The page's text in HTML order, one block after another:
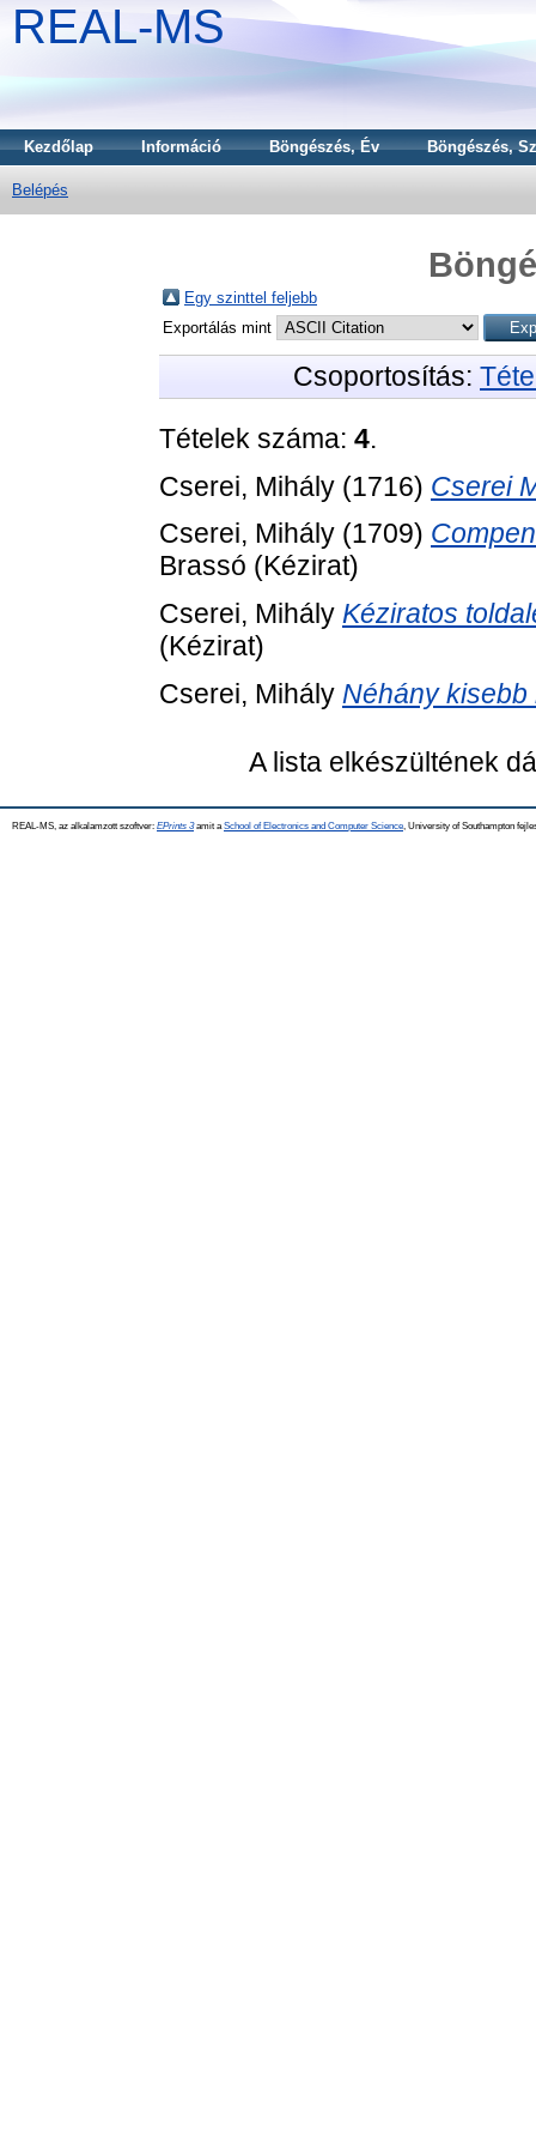
REAL-MS
Kezdőlap Információ Böngészés, Év Böngészés,
Belépés
Egy szinttel feljebb
Exportálás mint
Csoportosítás:
Tételek száma: 4.
Cserei, Mihály (1716) Cserei
Cserei, Mihály (1709)
Brassó (Kézirat)
Cserei, Mihály Kéziratos
(Kézirat)
Cserei, Mihály Néhány kisebb
A lista elkészültének
REAL-MS, az alkalamzott szoftver: EPrints 3amit a School of Electronics and Computer Science , University of Southampton